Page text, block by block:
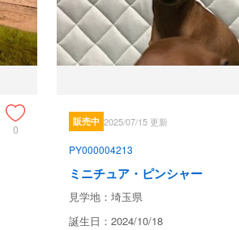
0
販売中 2025/07/15 更新
PY000004213
ミニチュア・ピンシャー
見学地：埼玉県
誕生日：2024/10/18